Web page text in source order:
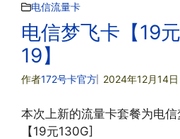
电信流量卡
电信梦飞卡【19
19】
作者172号卡官方 2024年12月14日
本次上新的流量卡套餐为电
【19元130G]